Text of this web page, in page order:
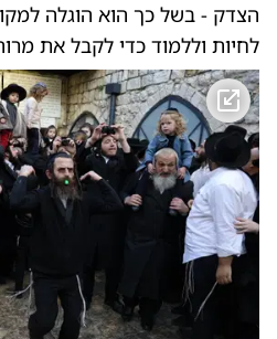
הצדק - בשל כך הוא הוגלה
לחיות וללמוד כדי לקבל את